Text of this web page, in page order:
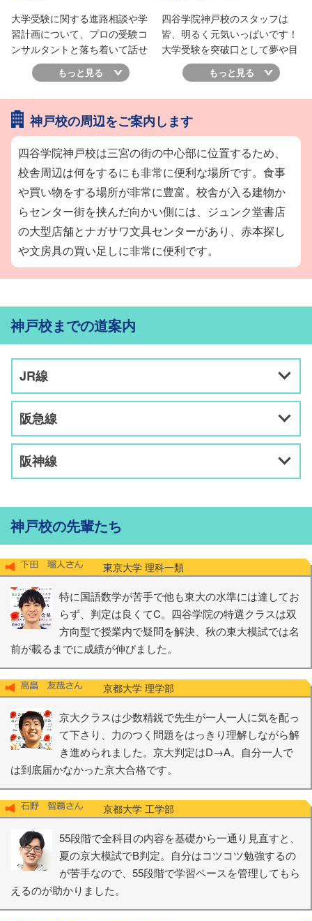
大学受験に関する進路相談や学
習計画について、プロの受験コ
ンサルタントと落ち着いて話せ
る空間です。パソコンを使って
学習状況を確認することもで
期的な目標設定など勉強の進め
方を相談します。保護者様から
の二者面談・三者面談のご希望
も承っています。
もっと見る
四谷学院神戸校のスタッフは
皆、明るく元気いっぱいです！
大学受験を突破口として夢や目
標に向かって頑張る皆さんを全
力で応援・サポートしますの
つでも気軽に声をかけてくださ
もっと見る
神戸校の周辺をご案内します
四谷学院神戸校は三宮の街の中心部に位置するため、
校舎周辺は何をするにも非常に便利な場所です。食事
や買い物をする場所が非常に豊富。校舎が入る建物か
らセンター街を挟んだ向かい側には、ジュンク堂書店
の大型店舗とナガサワ文具センターがあり、赤本探し
や文房具の買い足しに非常に便利です。
神戸校までの道案内
JR線
阪急線
阪神線
神戸校の先輩たち
東京大学 理科一類
特に国語数学が苦手で他も東大の水準には達してお
らず、判定は良くてC。四谷学院の特選クラスは双
方向型で授業内で疑問を解決、秋の東大模試では名
前が載るまでに成績が伸びました。
京都大学 理学部
京大クラスは少数精鋭で先生が一人一人に気を配っ
て下さり、力のつく問題をはっきり理解しながら解
き進められました。京大判定はD→A。自分一人で
は到底届かなかった京大合格です。
京都大学 工学部
55段階で全科目の内容を基礎から一通り見直すと、
夏の京大模試でB判定。自分はコツコツ勉強するの
が苦手なので、55段階で学習ペースを管理してもら
えるのが助かりました。